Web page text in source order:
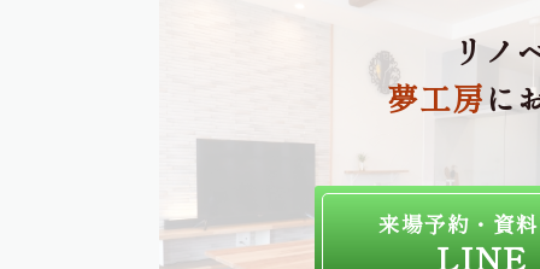
リノ
夢工房に
来場予約・資
LINE